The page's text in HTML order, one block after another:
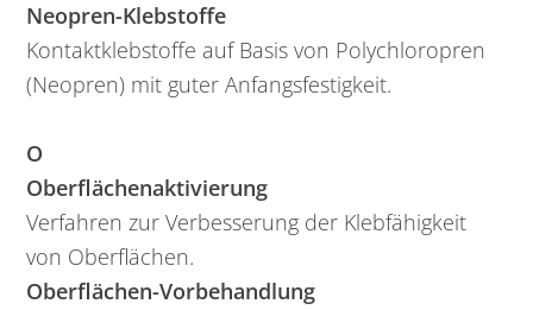
Neopren-Klebstoffe
Kontaktklebstoffe auf Basis von Polychloropren
(Neopren) mit guter Anfangsfestigkeit.
O
Oberflächenaktivierung
Verfahren zur Verbesserung der Klebfähigkeit
von Oberflächen.
Oberflächen-Vorbehandlung